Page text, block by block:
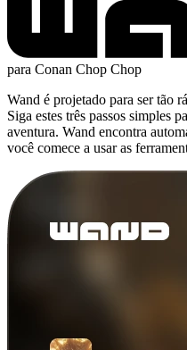
para Conan Chop Chop
Wand é projetado para ser tão
Siga estes três passos simples
aventura. Wand encontra
você comece a usar as